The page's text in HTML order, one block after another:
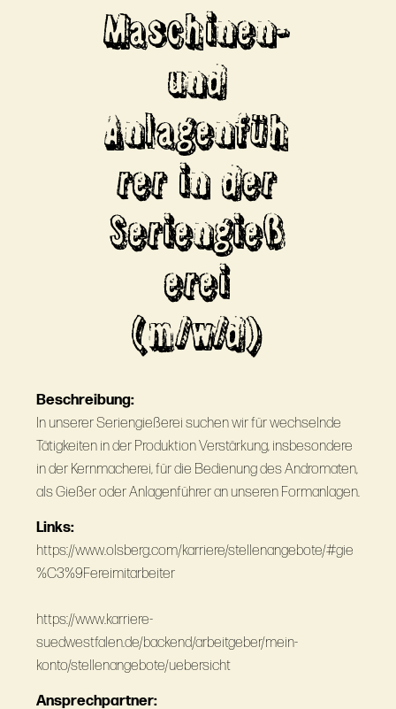
Maschinen-
und
Anlagenfüh
rer in der
Seriengieß
erei
(m/w/d)
Beschreibung:
In unserer Seriengießerei suchen wir für wechselnde
Tätigkeiten in der Produktion Verstärkung, insbesondere
in der Kernmacherei, für die Bedienung des Andromaten,
als Gießer oder Anlagenführer an unseren Formanlagen.
Links:
https://www.olsberg.com/karriere/stellenangebote/#gie
%C3%9Fereimitarbeiter
https://www.karriere-
suedwestfalen.de/backend/arbeitgeber/mein-
konto/stellenangebote/uebersicht
Ansprechpartner: